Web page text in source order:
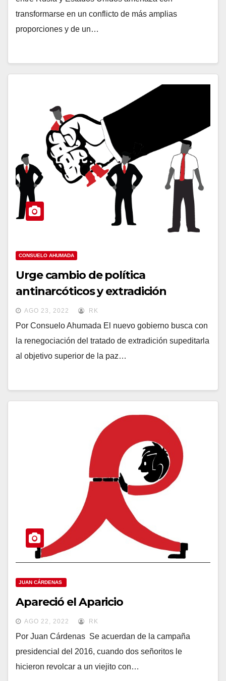
transformarse en un conflicto de más amplias
proporciones y de un…
CONSUELO AHUMADA
Urge cambio de política
antinarcóticos y extradición
AGO 23, 2022 RK
Por Consuelo Ahumada El nuevo gobierno busca con
la renegociación del tratado de extradición supeditarla
al objetivo superior de la paz…
JUAN CÁRDENAS
Apareció el Aparicio
AGO 22, 2022 RK
Por Juan Cárdenas Se acuerdan de la campaña
presidencial del 2016, cuando dos señoritos le
hicieron revolcar a un viejito con…